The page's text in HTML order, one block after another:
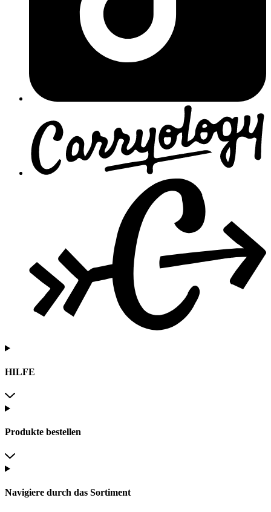
HILFE
Produkte bestellen
Navigiere durch das Sortiment